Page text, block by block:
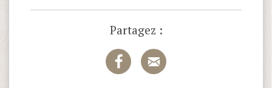
Partagez :